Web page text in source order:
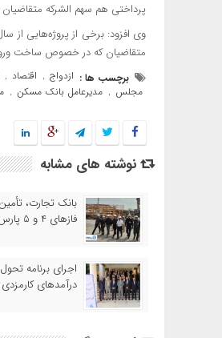
پرداختی هم سهم الشرکه
وی افزود: برخی از پروژه‌هایی از
متقاضیان که در خصوص ساخت
برچسب ها : ازدواج , اقتصاد ,
مجلس , مدیرعامل بانک مسکن ,
نوشته های مشابه
بانک تجارت،
فازهای ۴ و ۵ پارس جنوبی
اجرای برنامه تحول
درآمدهای